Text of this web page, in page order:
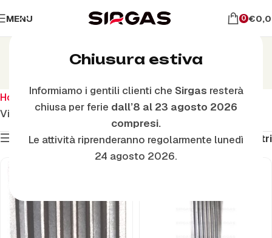
Chiusura estiva
Informiamo i gentili clienti che Sirgas resterà
chiusa per ferie dall’8 al 23 agosto 2026
compresi.
Le attività riprenderanno regolarmente lunedì
24 agosto 2026.
MENU 0 €
Griglie
Home Piastre in ghisa e cerchi Griglie Scuoticenere
Visualizzazione di 1-48 di 50 risultati
Mostra filtri
Filtri